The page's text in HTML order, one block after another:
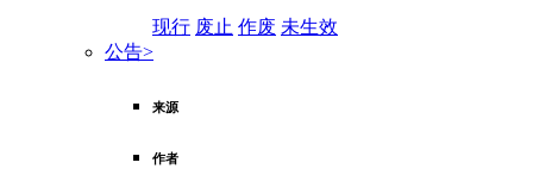
现行 废止 作废 未生效
公告>
来源
作者